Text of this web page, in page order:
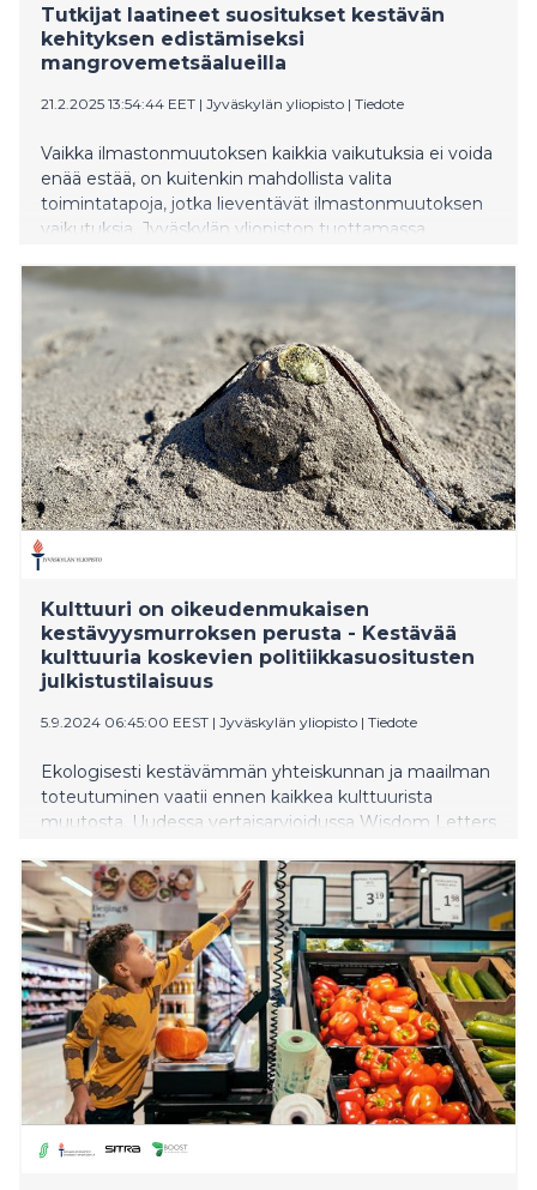
Tutkijat laatineet suositukset kestävän
kehityksen edistämiseksi
mangrovemetsäalueilla
21.2.2025 13:54:44 EET | Jyväskylän yliopisto | Tiedote
Vaikka ilmastonmuutoksen kaikkia vaikutuksia ei voida
enää estää, on kuitenkin mahdollista valita
toimintatapoja, jotka lieventävät ilmastonmuutoksen
vaikutuksia. Jyväskylän yliopiston tuottamassa
elinkeinojen kehittämistä ilmastomuutoksen
vaikutuksille haavoittuvaisella Intian ja Bangladeshin
rannikkoalueella, Sundarbansissa. Sundarbans on yksi
suurimmista uhanalaisista mangrove-
ekosysteemeistä, jotka varastoivat tehokkaasti
hiilidioksidia ja suojelevat ranta-alueita hirmumyrskyiltä.
Kulttuuri on oikeudenmukaisen
kestävyysmurroksen perusta - Kestävää
kulttuuria koskevien politiikkasuositusten
julkistustilaisuus
5.9.2024 06:45:00 EEST | Jyväskylän yliopisto | Tiedote
Ekologisesti kestävämmän yhteiskunnan ja maailman
toteutuminen vaatii ennen kaikkea kulttuurista
muutosta. Uudessa vertaisarvioidussa Wisdom Letters
päätöksentekijöille ja kansalaisyhteiskunnan käyttöön
suosituksia siitä, millä tavoin kulttuuri voi tukea
kestävyysmurrosta. Politiikkasuositukset julkistetaan
keskiviikkona 11.9.2024 Jyväskylän yliopiston kirjastolla
ja etäyhteyksin Yle Areenassa.